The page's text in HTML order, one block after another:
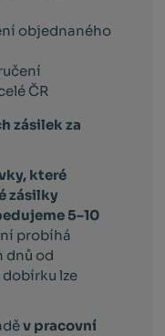
objednaného
ČR
zásilek za
které
zásilky
5–10
probíhá
dnů od
lze
v pracovní